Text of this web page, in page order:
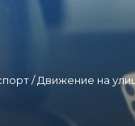
/Движение на